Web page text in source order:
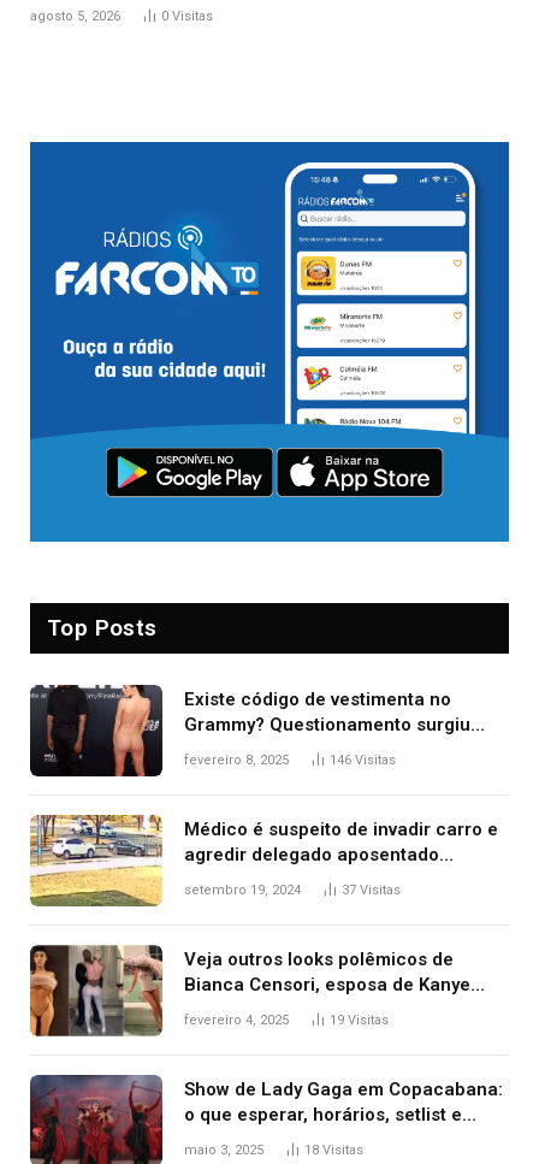
agosto 5, 2026 0 Visitas
Top Posts
Existe código de vestimenta no
Grammy? Questionamento surgiu
após Bianca Censori, mulher de
fevereiro 8, 2025 146 Visitas
Médico é suspeito de invadir carro e
agredir delegado aposentado
durante confusão no trânsito
setembro 19, 2024 37 Visitas
Veja outros looks polêmicos de
Bianca Censori, esposa de Kanye
West que apareceu nua no Grammy
fevereiro 4, 2025 19 Visitas
Show de Lady Gaga em Copacabana:
o que esperar, horários, setlist e
onde assistir
maio 3, 2025 18 Visitas